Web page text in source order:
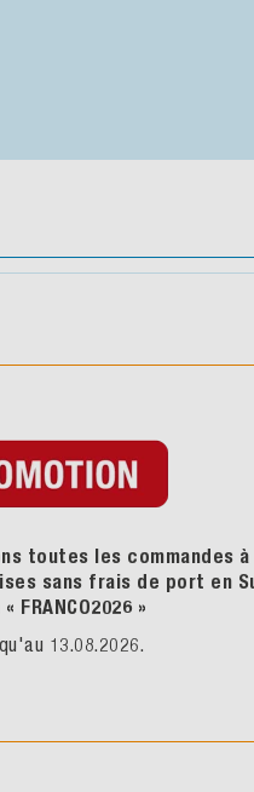
toutes les commandes
sans frais de port en
FRANCO2026 »
13.08.2026.